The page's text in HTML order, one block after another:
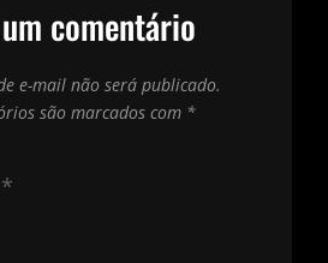
comentário
e-mail não será publicado.
são marcados com *
*